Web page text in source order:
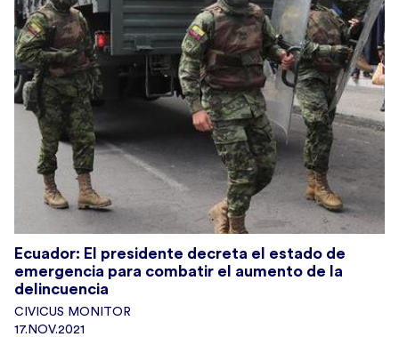
primera vuelta y 9’892.832 en la segunda.
#VotoInformadoEc📣
Ecuador: El presidente decreta el estado de
emergencia para combatir el aumento de la
delincuencia
CIVICUS MONITOR
17.NOV.2021